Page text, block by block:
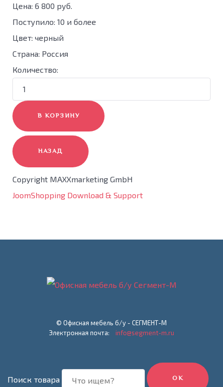
Цена: 6 800 руб.
Поступило: 10 и более
Цвет: черный
Страна: Россия
Количество:
Copyright MAXXmarketing GmbH
JoomShopping Download & Support
© Офисная мебель б/у - СЕГМЕНТ-М
Электронная почта: info@segment-m.ru
Поиск товара ОК